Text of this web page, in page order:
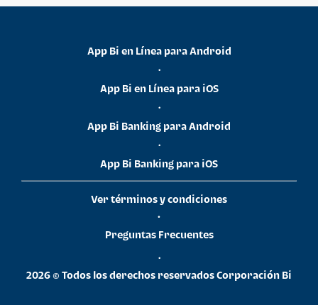
App Bi en Línea para Android
•
App Bi en Línea para iOS
•
App Bi Banking para Android
•
App Bi Banking para iOS
Ver términos y condiciones
•
Preguntas Frecuentes
•
2026 © Todos los derechos reservados Corporación Bi